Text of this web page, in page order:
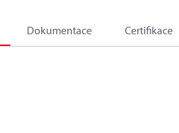
Dokumentace Certifikace